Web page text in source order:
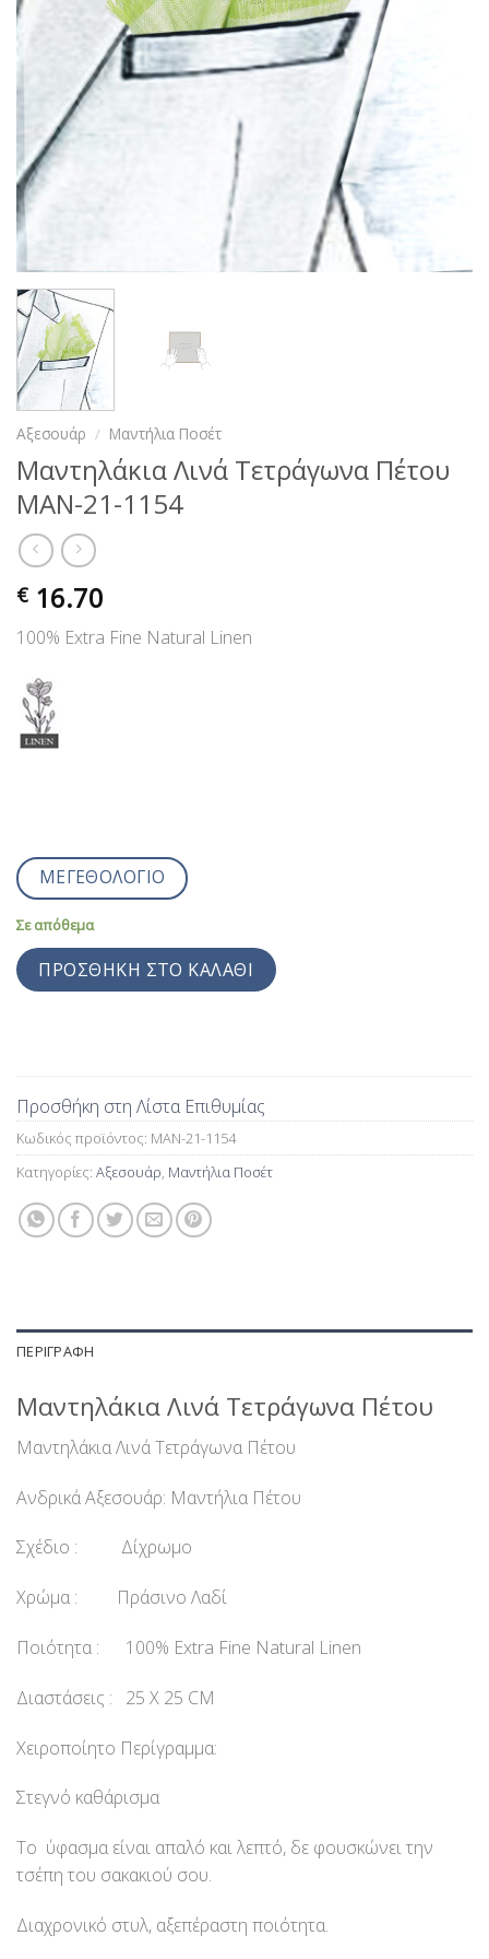
Αξεσουάρ / Μαντήλια Ποσέτ
Μαντηλάκια Λινά Τετράγωνα Πέτου
MAN-21-1154
€ 16.70
100% Extra Fine Natural Linen
ΜΕΓΕΘΟΛΟΓΙΟ
Σε απόθεμα
ΠΡΟΣΘΉΚΗ ΣΤΟ ΚΑΛΆΘΙ
Προσθήκη στη Λίστα Επιθυμίας
Κωδικός προϊόντος: MAN-21-1154
Κατηγορίες: Αξεσουάρ, Μαντήλια Ποσέτ
ΠΕΡΙΓΡΑΦΉ
Μαντηλάκια Λινά Τετράγωνα Πέτου
Μαντηλάκια Λινά Τετράγωνα Πέτου
Ανδρικά Αξεσουάρ: Μαντήλια Πέτου
Σχέδιο : Δίχρωμο
Χρώμα : Πράσινο Λαδί
Ποιότητα : 100% Extra Fine Natural Linen
Διαστάσεις : 25 Χ 25 CM
Χειροποίητο Περίγραμμα:
Στεγνό καθάρισμα
Το ύφασμα είναι απαλό και λεπτό, δε φουσκώνει την
τσέπη του σακακιού σου.
Διαχρονικό στυλ, αξεπέραστη ποιότητα.